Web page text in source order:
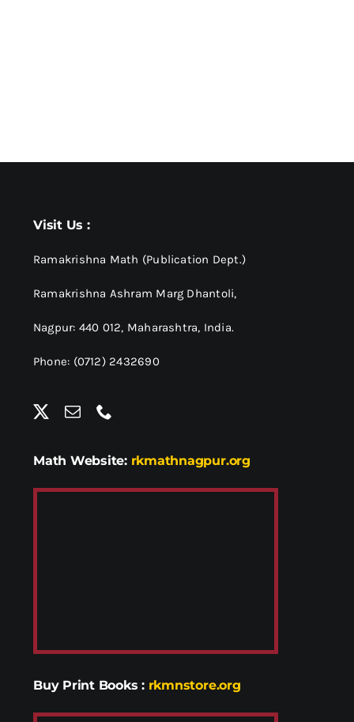
Visit Us :
Ramakrishna Math (Publication Dept.)
Ramakrishna Ashram Marg Dhantoli,
Nagpur: 440 012, Maharashtra, India.
Phone: (0712) 2432690
Math Website: rkmathnagpur.org
Buy Print Books : rkmnstore.org